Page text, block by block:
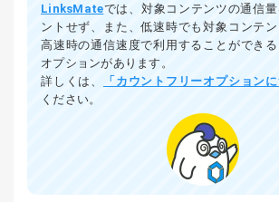
LinksMateでは、対象コンテンツの通信
ントせず、また、低速時でも対象コンテン
高速時の通信速度で利用することができ
オプションがあります。
詳しくは、
「カウントフリーオプションに
ください。